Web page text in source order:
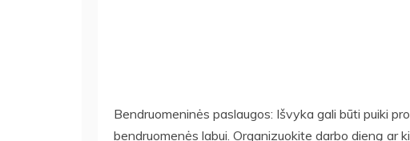
Bendruomeninės paslaugos: Išvyka gali būti puiki
bendruomenės labui. Organizuokite darbo dieną ar